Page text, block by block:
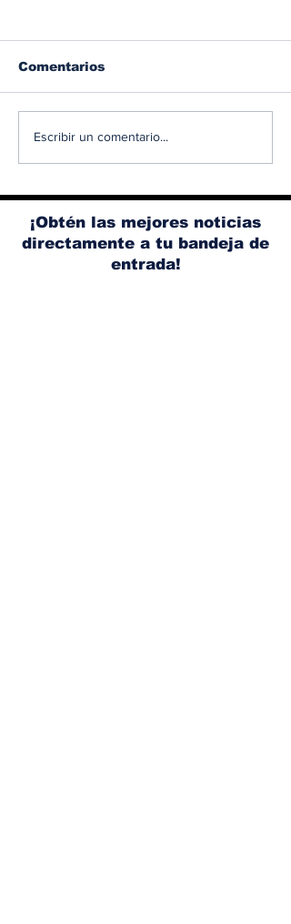
Diésel supera los 5
aumento de los
Comentarios
Escribir un comentario...
¡Obtén las mejores noticias
directamente a tu bandeja de
entrada!